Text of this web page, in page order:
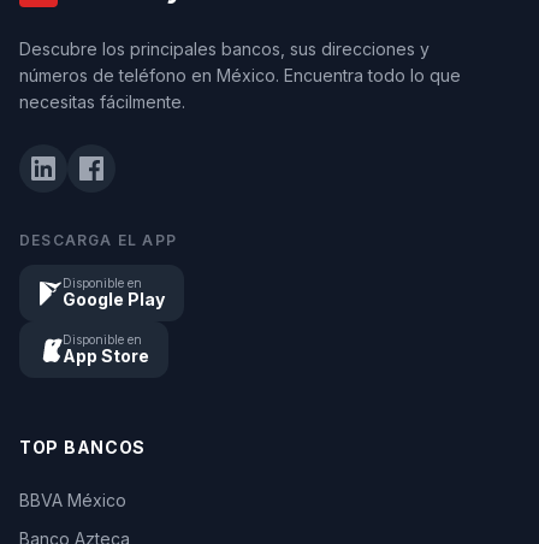
Descubre los principales bancos, sus direcciones y
números de teléfono en México. Encuentra todo lo que
necesitas fácilmente.
DESCARGA EL APP
Disponible en
Google Play
Disponible en
App Store
TOP BANCOS
BBVA México
Banco Azteca